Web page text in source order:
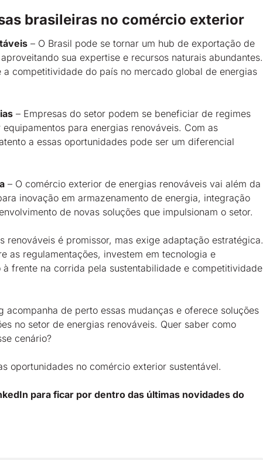
brasileiras no comércio exterior
– O Brasil pode se tornar um hub de exportação de
sua expertise e recursos naturais abundantes.
competitividade do país no mercado global de energias
– Empresas do setor podem se beneficiar de regimes
para energias renováveis. Com as
a essas oportunidades pode ser um diferencial
– O comércio exterior de energias renováveis vai além da
inovação em armazenamento de energia, integração
de novas soluções que impulsionam o setor.
renováveis é promissor, mas exige adaptação estratégica.
as regulamentações, investem em tecnologia e
frente na corrida pela sustentabilidade e competitividade
acompanha de perto essas mudanças e oferece soluções
no setor de energias renováveis. Quer saber como
cenário?
oportunidades no comércio exterior sustentável.
para ficar por dentro das últimas novidades do